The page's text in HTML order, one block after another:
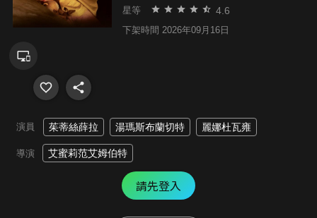
星等 4.6
下架時間 2026年09月16日
演員 茱蒂絲薛拉 湯瑪斯布蘭切特 麗娜杜瓦雍
導演 艾蜜莉范艾姆伯特
請先登入